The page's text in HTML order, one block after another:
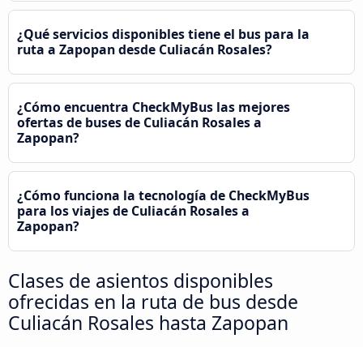
¿Qué servicios disponibles tiene el bus para la
ruta a Zapopan desde Culiacán Rosales?
¿Cómo encuentra CheckMyBus las mejores
ofertas de buses de Culiacán Rosales a
Zapopan?
¿Cómo funciona la tecnología de CheckMyBus
para los viajes de Culiacán Rosales a
Zapopan?
Clases de asientos disponibles
ofrecidas en la ruta de bus desde
Culiacán Rosales hasta Zapopan